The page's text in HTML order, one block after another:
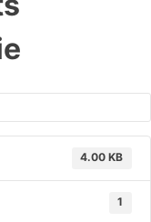
4.00 KB
1